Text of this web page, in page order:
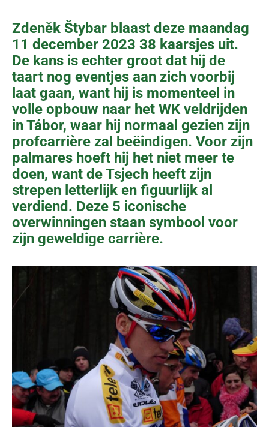
Zdeněk Štybar blaast deze maandag
11 december 2023 38 kaarsjes uit.
De kans is echter groot dat hij de
taart nog eventjes aan zich voorbij
laat gaan, want hij is momenteel in
volle opbouw naar het WK veldrijden
in Tábor, waar hij normaal gezien zijn
profcarrière zal beëindigen. Voor zijn
palmares hoeft hij het niet meer te
doen, want de Tsjech heeft zijn
strepen letterlijk en figuurlijk al
verdiend. Deze 5 iconische
overwinningen staan symbool voor
zijn geweldige carrière.